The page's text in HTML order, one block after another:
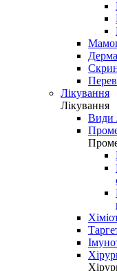
Лікування
Лікування
Види